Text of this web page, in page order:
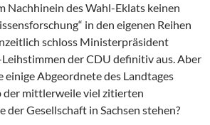
Nachhinein des Wahl-Eklats keinen
in den eigenen Reihen
schloss Ministerpräsident
der CDU definitiv aus. Aber
einige Abgeordnete des Landtages
der mittlerweile viel zitierten
Gesellschaft in Sachsen stehen?